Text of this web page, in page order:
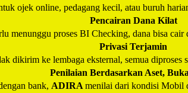
ojek online, pedagang kecil, atau buruh
Pencairan Dana Kilat
menunggu proses BI Checking, dana bisa
Privasi Terjamin
dikirim ke lembaga eksternal, semua diproses
Penilaian Berdasarkan Aset,
bank, ADIRA menilai dari kondisi Mobil